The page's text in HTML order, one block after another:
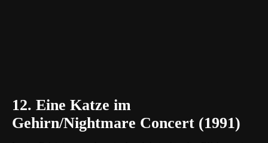
12. Eine Katze im
Gehirn/Nightmare Concert (1991)